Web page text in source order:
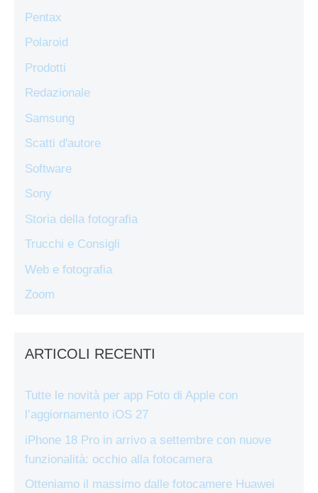
Pentax
Polaroid
Prodotti
Redazionale
Samsung
Scatti d'autore
Software
Sony
Storia della fotografia
Trucchi e Consigli
Web e fotografia
Zoom
ARTICOLI RECENTI
Tutte le novità per app Foto di Apple con
l’aggiornamento iOS 27
iPhone 18 Pro in arrivo a settembre con nuove
funzionalità: occhio alla fotocamera
Otteniamo il massimo dalle fotocamere Huawei